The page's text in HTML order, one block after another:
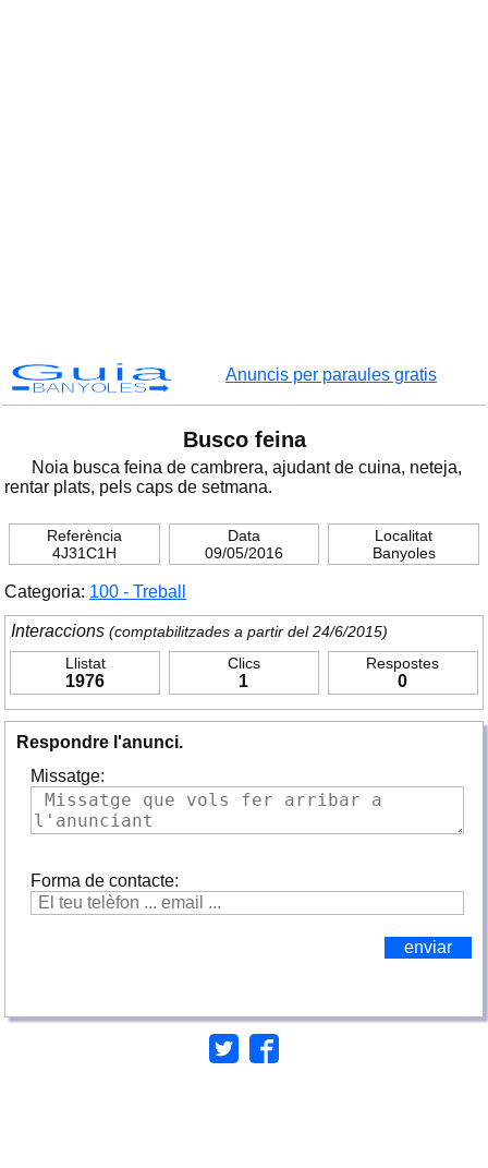
Guia
BANYOLES
Anuncis per paraules gratis
Busco feina
Noia busca feina de cambrera, ajudant de cuina, neteja,
rentar plats, pels caps de setmana.
Referència
4J31C1H
Data
09/05/2016
Localitat
Banyoles
Categoria: 100 - Treball
Interaccions (comptabilitzades a partir del 24/6/2015)
Llistat
1976
Clics
1
Respostes
0
Respondre l'anunci.
Missatge:
Forma de contacte: